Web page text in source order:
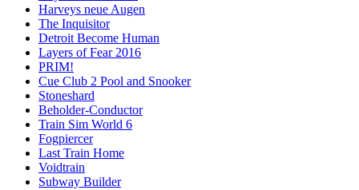
Harveys neue Augen
The Inquisitor
Detroit Become Human
Layers of Fear 2016
PRIM!
Cue Club 2 Pool and Snooker
Stoneshard
Beholder-Conductor
Train Sim World 6
Fogpiercer
Last Train Home
Voidtrain
Subway Builder